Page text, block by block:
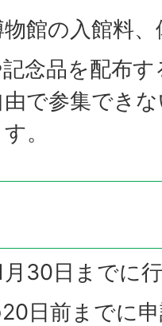
館の入館料
記念品を配布
で参集でき
。
30日までに
20日前までに